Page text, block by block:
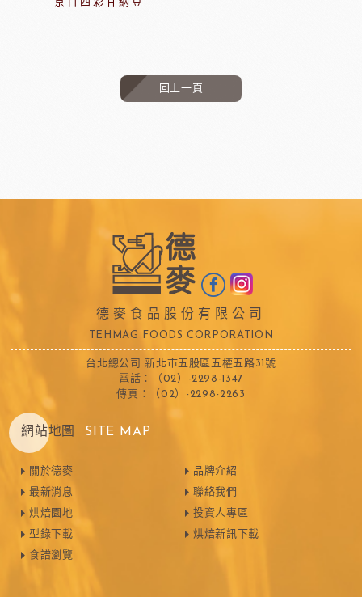
京日四彩甘納豆
回上一頁
德麥食品股份有限公司
TEHMAG FOODS CORPORATION
台北總公司 新北市五股區五權五路31號
電話：（02）-2298-1347
傳真：（02）-2298-2263
網站地圖 SITE MAP
關於德麥
最新消息
烘焙園地
型錄下載
食譜瀏覽
品牌介紹
聯絡我們
投資人專區
烘焙新訊下載